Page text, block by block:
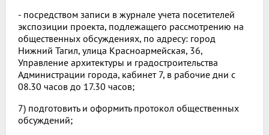
- посредством записи в журнале учета посетителей
экспозиции проекта, подлежащего рассмотрению на
общественных обсуждениях, по адресу: город
Нижний Тагил, улица Красноармейская, 36,
Управление архитектуры и градостроительства
Администрации города, кабинет 7, в рабочие дни с
08.30 часов до 17.30 часов;
7) подготовить и оформить протокол общественных
обсуждений;